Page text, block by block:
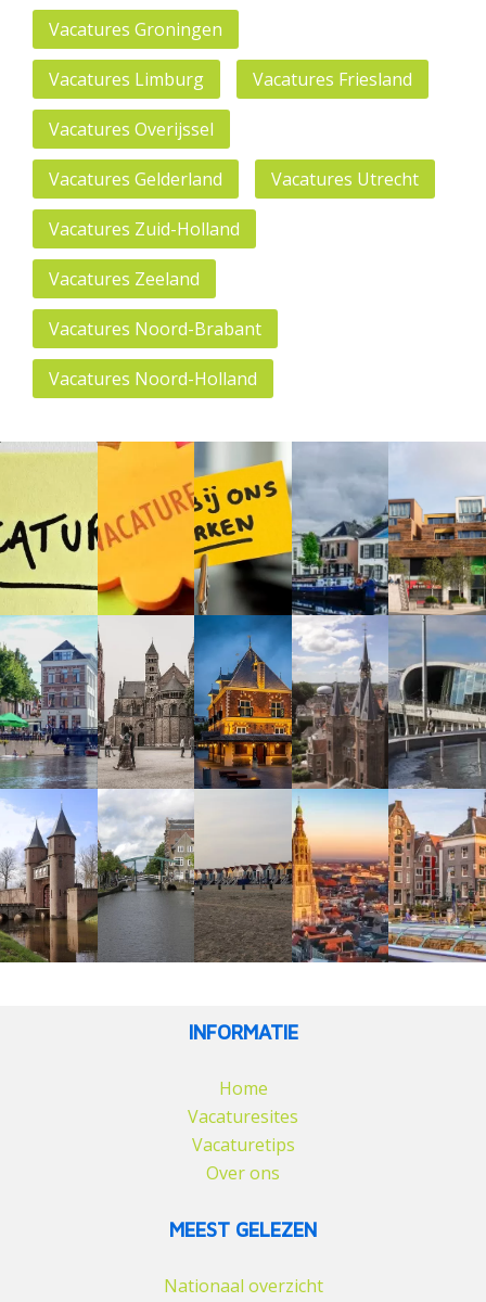
Vacatures Groningen
Vacatures Limburg Vacatures Friesland
Vacatures Overijssel
Vacatures Gelderland Vacatures Utrecht
Vacatures Zuid-Holland
Vacatures Zeeland
Vacatures Noord-Brabant
Vacatures Noord-Holland
INFORMATIE
Home
Vacaturesites
Vacaturetips
Over ons
MEEST GELEZEN
Nationaal overzicht